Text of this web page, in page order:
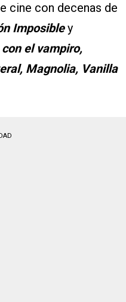
cine con decenas de
Imposibley
el vampiro,
Magnolia, Vanilla